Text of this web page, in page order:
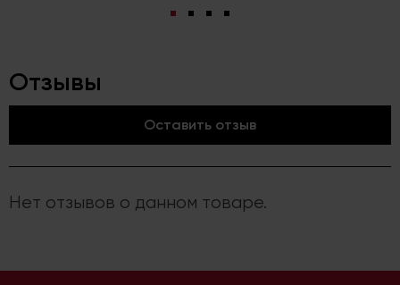
Отзывы
Оставить отзыв
Нет отзывов о данном товаре.